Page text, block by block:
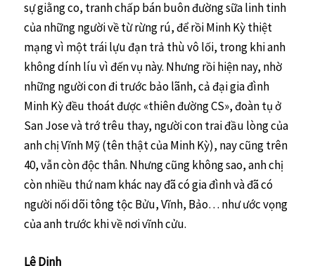
sự giằng co, tranh chấp bán buôn đường sữa linh tinh
của những người về từ rừng rú, để rồi Minh Kỳ thiệt
mạng vì một trái lựu đạn trả thù vô lối, trong khi anh
không dính líu vì đến vụ này. Nhưng rồi hiện nay, nhờ
những người con đi trước bảo lãnh, cả đại gia đình
Minh Kỳ đều thoát được «thiên đường CS», đoàn tụ ở
San Jose và trớ trêu thay, người con trai đầu lòng của
anh chị Vĩnh Mỹ (tên thật của Minh Kỳ), nay cũng trên
40, vẫn còn độc thân. Nhưng cũng không sao, anh chị
còn nhiều thứ nam khác nay đã có gia đình và đã có
người nối dõi tông tộc Bửu, Vĩnh, Bảo… như ước vọng
của anh trước khi về nơi vĩnh cửu.
Lê Dinh